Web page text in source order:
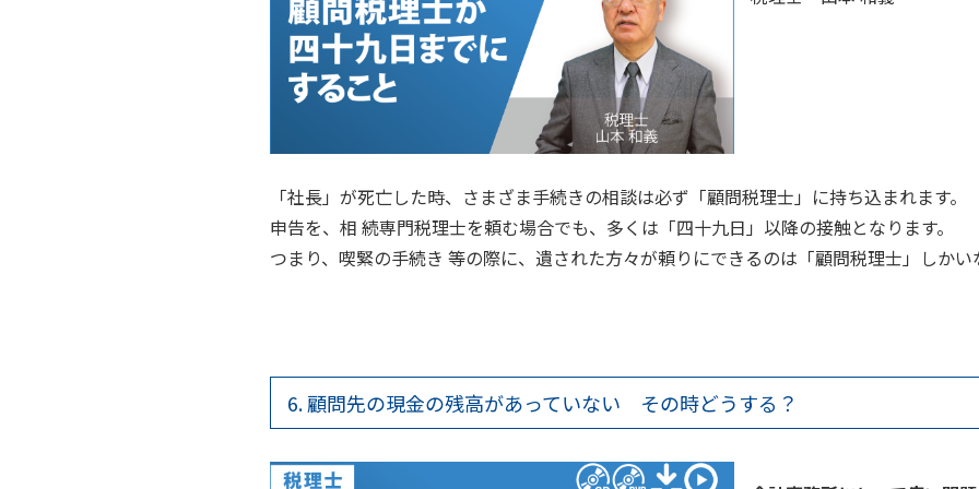
「社長」が死亡した時、さまざま手続きの相談は必ず「顧問税理士」に持ち込まれます。
申告を、相 続専門税理士を頼む場合でも、多くは「四十九日」以降の接触となります。
つまり、喫緊の手続き 等の際に、遺された方々が頼りにできるのは「顧問税理士」しかい
6. 顧問先の現金の残高があっていない その時どうする？